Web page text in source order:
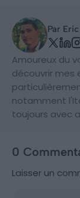
Par
Amoureux du
découvrir mes
notamment
toujours avec
0
Laisser un